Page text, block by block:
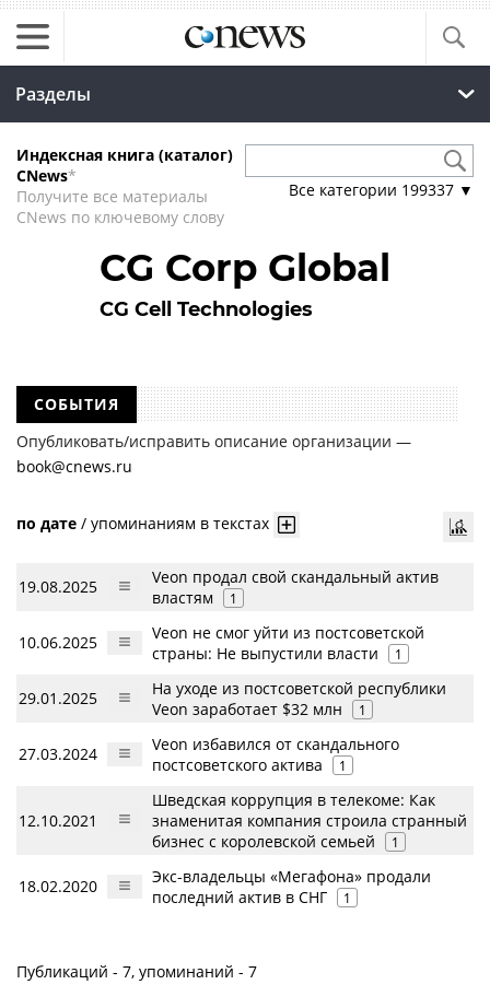
Разделы
Индексная книга (каталог)
CNews*
Получите все материалы
CNews по ключевому слову
Все категории 199337 ▼
CG Corp Global
CG Cell Technologies
СОБЫТИЯ
Опубликовать/исправить описание организации —
book@cnews.ru
по дате / упоминаниям в текстах
19.08.2025
Veon продал свой скандальный актив
властям
1
10.06.2025
Veon не смог уйти из постсоветской
страны: Не выпустили власти
1
29.01.2025
На уходе из постсоветской республики
Veon заработает $32 млн
1
27.03.2024
Veon избавился от скандального
постсоветского актива
1
12.10.2021
Шведская коррупция в телекоме: Как
знаменитая компания строила странный
бизнес с королевской семьей
1
18.02.2020
Экс-владельцы «Мегафона» продали
последний актив в СНГ
1
Публикаций - 7, упоминаний - 7